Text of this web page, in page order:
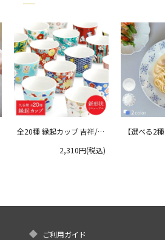
全20種 縁起カップ 吉祥/青
2,310円(税込)
【選べる2
ご利用ガイド